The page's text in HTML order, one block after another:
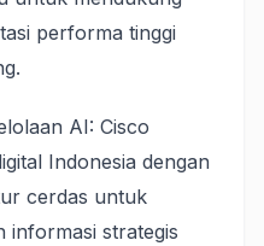
performa tinggi
AI: Cisco
Indonesia dengan
cerdas untuk
informasi strategis